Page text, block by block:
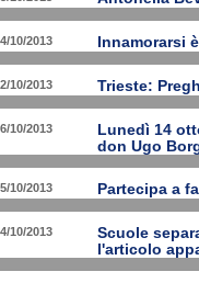
10/2013 Innamorarsi
10/2013 Trieste:
10/2013
Lunedì 14
don Ugo
10/2013 Partecipa a
10/2013
Scuole
l'articolo